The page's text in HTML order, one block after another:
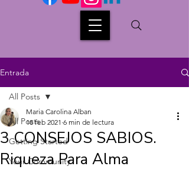
Entrada
All Posts
Getting Started
Your Community
All Posts
3 CONSEJOS SABIOS.
Riqueza Para Alma
Maria Carolina Alban
18 feb 2021 6 min de lectura